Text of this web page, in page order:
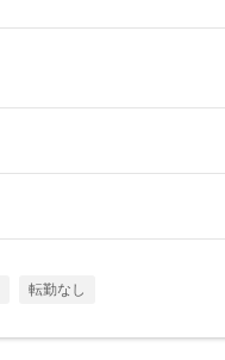
転勤なし